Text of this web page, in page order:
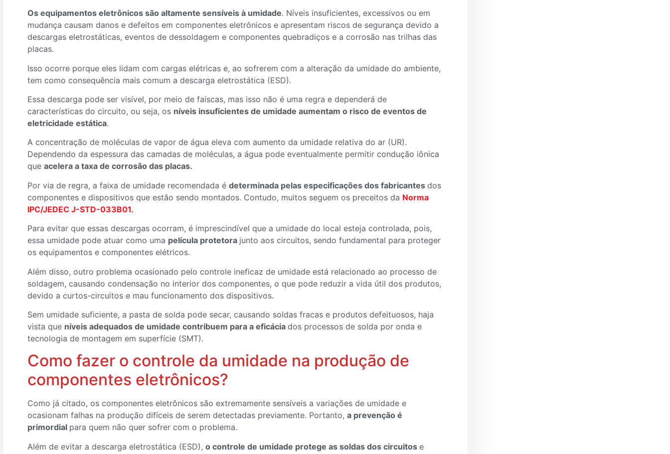
Os equipamentos eletrônicos são altamente sensíveis à umidade. Níveis insuficientes, excessivos ou em
mudança causam danos e defeitos em componentes eletrônicos e apresentam riscos de segurança devido a
descargas eletrostáticas, eventos de dessoldagem e componentes quebradiços e a corrosão nas trilhas das
placas.
Isso ocorre porque eles lidam com cargas elétricas e, ao sofrerem com a alteração da umidade do ambiente,
tem como consequência mais comum a descarga eletrostática (ESD).
Essa descarga pode ser visível, por meio de faíscas, mas isso não é uma regra e dependerá de
características do circuito, ou seja, os níveis insuficientes de umidade aumentam o risco de eventos de
eletricidade estática.
A concentração de moléculas de vapor de água eleva com aumento da umidade relativa do ar (UR).
Dependendo da espessura das camadas de moléculas, a água pode eventualmente permitir condução iônica
que acelera a taxa de corrosão das placas.
Por via de regra, a faixa de umidade recomendada é determinada pelas especificações dos fabricantes dos
componentes e dispositivos que estão sendo montados. Contudo, muitos seguem os preceitos da Norma
IPC/JEDEC J-STD-033B01.
Para evitar que essas descargas ocorram, é imprescindível que a umidade do local esteja controlada, pois,
essa umidade pode atuar como uma película protetora junto aos circuitos, sendo fundamental para proteger
os equipamentos e componentes elétricos.
Além disso, outro problema ocasionado pelo controle ineficaz de umidade está relacionado ao processo de
soldagem, causando condensação no interior dos componentes, o que pode reduzir a vida útil dos produtos,
devido a curtos-circuitos e mau funcionamento dos dispositivos.
Sem umidade suficiente, a pasta de solda pode secar, causando soldas fracas e produtos defeituosos, haja
vista que níveis adequados de umidade contribuem para a eficácia dos processos de solda por onda e
tecnologia de montagem em superfície (SMT).
Como fazer o controle da umidade na produção de
componentes eletrônicos?
Como já citado, os componentes eletrônicos são extremamente sensíveis a variações de umidade e
ocasionam falhas na produção difíceis de serem detectadas previamente. Portanto, a prevenção é
primordial para quem não quer sofrer com o problema.
Além de evitar a descarga eletrostática (ESD), o controle de umidade protege as soldas dos circuitos e